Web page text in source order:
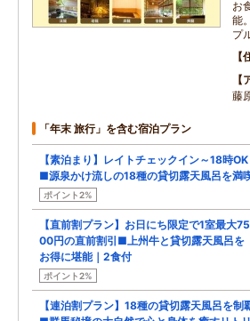
お
能
プ
藤
「年末 旅行」を含む宿泊プラン
【素泊まり】レイトチェックイン～18時OK
■源泉かけ流しの18種の貸切露天風呂を満
ポイント2%
【直前割プラン】お日にち限定で1室最大75
00円の直前割引■上州牛と貸切露天風呂を
お得に堪能｜2食付
ポイント2%
【連泊割プラン】18種の貸切露天風呂を制